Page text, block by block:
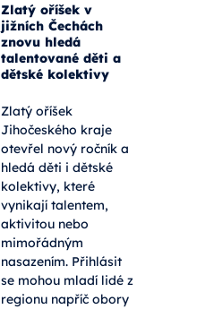
Zlatý oříšek v
jižních Čechách
znovu hledá
talentované děti a
dětské kolektivy
Zlatý oříšek
Jihočeského kraje
otevřel nový ročník a
hledá děti i dětské
kolektivy, které
vynikají talentem,
aktivitou nebo
mimořádným
nasazením. Přihlásit
se mohou mladí lidé z
regionu napříč obory